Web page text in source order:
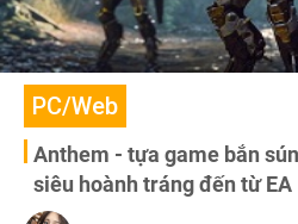
PC/Web
Anthem - tựa game bắn
siêu hoành tráng đến từ EA